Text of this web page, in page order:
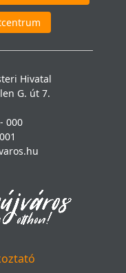
Hivatal
G. út 7.
000